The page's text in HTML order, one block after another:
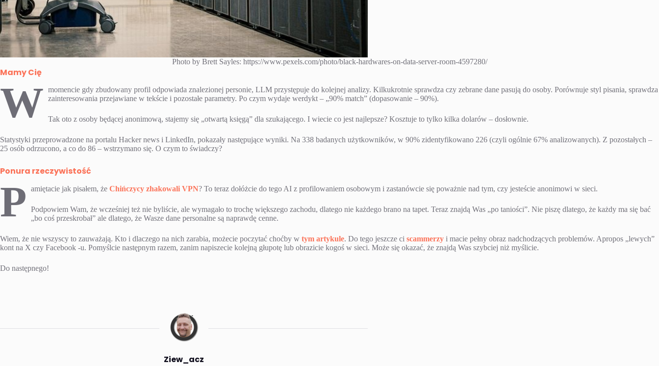
Photo by Brett Sayles: https://www.pexels.com/photo/black-hardwares-on-data-server-room-4597280/
Mamy Cię
W momencie gdy zbudowany profil odpowiada znalezionej personie, LLM przystępuje do kolejnej analizy. Kilkukrotnie sprawdza czy zebrane dane pasują do osoby. Porównuje styl pisania, sprawdza
zainteresowania przejawiane w tekście i pozostałe parametry. Po czym wydaje werdykt – „90% match” (dopasowanie – 90%).
Tak oto z osoby będącej anonimową, stajemy się „otwartą księgą” dla szukającego. I wiecie co jest najlepsze? Kosztuje to tylko kilka dolarów – dosłownie.
Statystyki przeprowadzone na portalu Hacker news i LinkedIn, pokazały następujące wyniki. Na 338 badanych użytkowników, w 90% zidentyfikowano 226 (czyli ogólnie 67% analizowanych). Z pozostałych –
25 osób odrzucono, a co do 86 – wstrzymano się. O czym to świadczy?
Ponura rzeczywistość
P amiętacie jak pisałem, że Chińczycy zhakowali VPN? To teraz dołóżcie do tego AI z profilowaniem osobowym i zastanówcie się poważnie nad tym, czy jesteście anonimowi w sieci.
Podpowiem Wam, że wcześniej też nie byliście, ale wymagało to trochę większego zachodu, dlatego nie każdego brano na tapet. Teraz znajdą Was „po taniości”. Nie piszę dlatego, że każdy ma się bać
„bo coś przeskrobał” ale dlatego, że Wasze dane personalne są naprawdę cenne.
Wiem, że nie wszyscy to zauważają. Kto i dlaczego na nich zarabia, możecie poczytać choćby w tym artykule. Do tego jeszcze ci scammerzy i macie pełny obraz nadchodzących problemów. Apropos „lewych”
kont na X czy Facebook -u. Pomyślcie następnym razem, zanim napiszecie kolejną głupotę lub obrazicie kogoś w sieci. Może się okazać, że znajdą Was szybciej niż myślicie.
Do następnego!
Ziew_acz